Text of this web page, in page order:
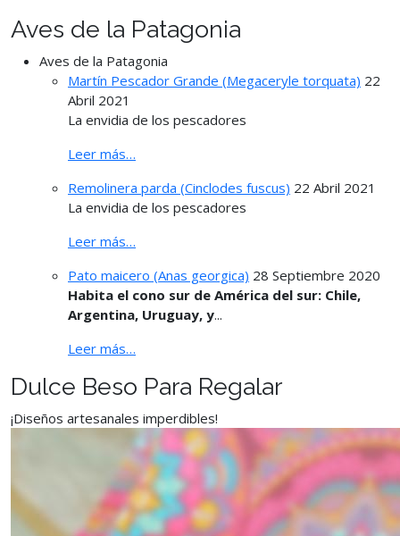
Aves de la Patagonia
Aves de la Patagonia
Martín Pescador Grande (Megaceryle torquata) 22
Abril 2021
La envidia de los pescadores
Leer más…
Remolinera parda (Cinclodes fuscus) 22 Abril 2021
La envidia de los pescadores
Leer más…
Pato maicero (Anas georgica) 28 Septiembre 2020
Habita el cono sur de América del sur: Chile,
Argentina, Uruguay, y...
Leer más…
Dulce Beso Para Regalar
¡Diseños artesanales imperdibles!